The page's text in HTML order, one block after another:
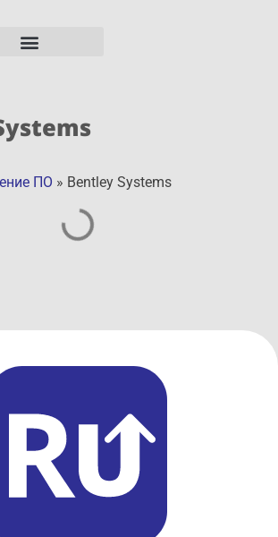
ПО » Bentley Systems